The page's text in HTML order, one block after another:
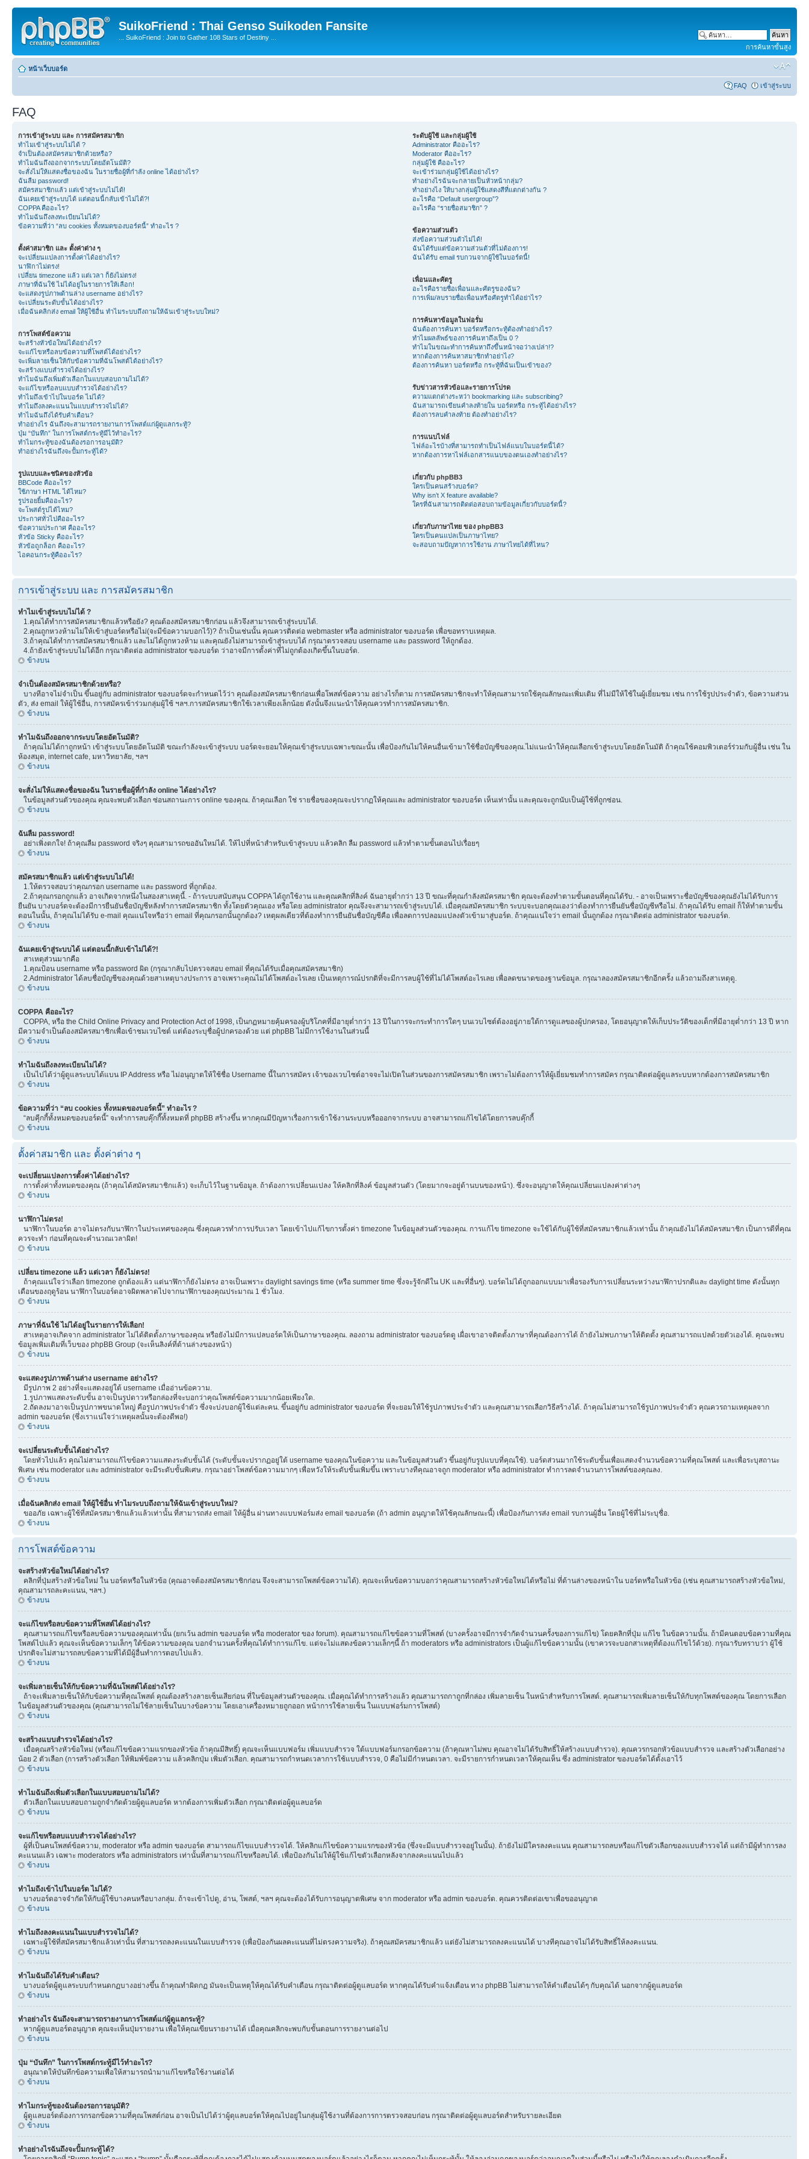
SuikoFriend : Thai Genso Suikoden Fansite
... SuikoFriend : Join to Gather 108 Stars of Destiny ...
การค้นหาขั้นสูง
หน้าเว็บบอร์ด
FAQ เข้าสู่ระบบ
FAQ
การเข้าสู่ระบบ และ การสมัครสมาชิก
ทำไมเข้าสู่ระบบไม่ได้ ?
จำเป็นต้องสมัครสมาชิกด้วยหรือ?
ทำไมฉันถึงออกจากระบบโดยอัตโนมัติ?
จะสั่งไม่ให้แสดงชื่อของฉัน ในรายชื่อผู้ที่กำลัง online ได้อย่างไร?
ฉันลืม password!
สมัครสมาชิกแล้ว แต่เข้าสู่ระบบไม่ได้!
ฉันเคยเข้าสู่ระบบได้ แต่ตอนนี้กลับเข้าไม่ได้?!
COPPA คืออะไร?
ทำไมฉันถึงลงทะเบียนไม่ได้?
ข้อความที่ว่า “ลบ cookies ทั้งหมดของบอร์ดนี้” ทำอะไร ?
ตั้งค่าสมาชิก และ ตั้งค่าต่าง ๆ
จะเปลี่ยนแปลงการตั้งค่าได้อย่างไร?
นาฬิกาไม่ตรง!
เปลี่ยน timezone แล้ว แต่เวลา ก็ยังไม่ตรง!
ภาษาที่ฉันใช้ ไม่ได้อยู่ในรายการให้เลือก!
จะแสดงรูปภาพด้านล่าง username อย่างไร?
จะเปลี่ยนระดับขั้นได้อย่างไร?
เมื่อฉันคลิกส่ง email ให้ผู้ใช้อื่น ทำไมระบบถึงถามให้ฉันเข้าสู่ระบบใหม่?
การโพสต์ข้อความ
จะสร้างหัวข้อใหม่ได้อย่างไร?
จะแก้ไขหรือลบข้อความที่โพสต์ได้อย่างไร?
จะเพิ่มลายเซ็นให้กับข้อความที่ฉันโพสต์ได้อย่างไร?
จะสร้างแบบสำรวจได้อย่างไร?
ทำไมฉันถึงเพิ่มตัวเลือกในแบบสอบถามไม่ได้?
จะแก้ไขหรือลบแบบสำรวจได้อย่างไร?
ทำไมถึงเข้าไปในบอร์ด ไม่ได้?
ทำไมถึงลงคะแนนในแบบสำรวจไม่ได้?
ทำไมฉันถึงได้รับคำเตือน?
ทำอย่างไร ฉันถึงจะสามารถรายงานการโพสต์แก่ผู้ดูแลกระทู้?
ปุ่ม “บันทึก” ในการโพสต์กระทู้มีไว้ทำอะไร?
ทำไมกระทู้ของฉันต้องรอการอนุมัติ?
ทำอย่างไรฉันถึงจะปั้มกระทู้ได้?
รูปแบบและชนิดของหัวข้อ
BBCode คืออะไร?
ใช้ภาษา HTML ได้ไหม?
รูปรอยยิ้มคืออะไร?
จะโพสต์รูปได้ไหม?
ประกาศทั่วไปคืออะไร?
ข้อความประกาศ คืออะไร?
หัวข้อ Sticky คืออะไร?
หัวข้อถูกล็อก คืออะไร?
ไอคอนกระทู้คืออะไร?
ระดับผู้ใช้ และกลุ่มผู้ใช้
Administrator คืออะไร?
Moderator คืออะไร?
กลุ่มผู้ใช้ คืออะไร?
จะเข้าร่วมกลุ่มผู้ใช้ได้อย่างไร?
ทำอย่างไรฉันจะกลายเป็นหัวหน้ากลุ่ม?
ทำอย่างไง ให้บางกลุ่มผู้ใช้แสดงสีที่แตกต่างกัน ?
อะไรคือ “Default usergroup”?
อะไรคือ “รายชื่อสมาชิก” ?
ข้อความส่วนตัว
ส่งข้อความส่วนตัวไม่ได้!
ฉันได้รับแต่ข้อความส่วนตัวที่ไม่ต้องการ!
ฉันได้รับ email รบกวนจากผู้ใช้ในบอร์ดนี้!
เพื่อนและศัตรู
อะไรคือรายชื่อเพื่อนและศัตรูของฉัน?
การเพิ่ม/ลบรายชื่อเพื่อนหรือศัตรูทำได้อย่าไร?
การค้นหาข้อมูลในฟอรั่ม
ฉันต้องการค้นหา บอร์ดหรือกระทู้ต้องทำอย่างไร?
ทำไมผลลัพธ์ของการค้นหาถึงเป็น 0 ?
ทำไมในขณะทำการค้นหาถึงขึ้นหน้าจอว่างเปล่า!?
หากต้องการค้นหาสมาชิกทำอย่าไง?
ต้องการค้นหา บอร์ดหรือ กระทู้ที่ฉันเป็นเข้าของ?
รับข่าวสารหัวข้อและรายการโปรด
ความแตกต่างระหว่า bookmarking และ subscribing?
ฉันสามารถเขียนคำลงท้ายใน บอร์ดหรือ กระทู้ได้อย่างไร?
ต้องการลบคำลงท้าย ต้องทำอย่างไร?
การแนบไฟล์
ไฟล์อะไรบ้างที่สามารถทำเป็นไฟล์แนบในบอร์ดนี้ได้?
หากต้องการหาไฟล์เอกสารแนบของตนเองทำอย่างไร?
เกี่ยวกับ phpBB3
ใครเป็นคนสร้างบอร์ด?
Why isn’t X feature available?
ใครที่ฉันสามารถติดต่อสอบถามข้อมูลเกี่ยวกับบอร์ดนี้?
เกี่ยวกับภาษาไทย ของ phpBB3
ใครเป็นคนแปลเป็นภาษาไทย?
จะสอบถามปัญหาการใช้งาน ภาษาไทยได้ที่ไหน?
การเข้าสู่ระบบ และ การสมัครสมาชิก
ทำไมเข้าสู่ระบบไม่ได้ ?
1.คุณได้ทำการสมัครสมาชิกแล้วหรือยัง? คุณต้องสมัครสมาชิกก่อน แล้วจึงสามารถเข้าสู่ระบบได้.
2.คุณถูกหวงห้ามไม่ให้เข้าสู่บอร์ดหรือไม่(จะมีข้อความบอกไว้)? ถ้าเป็นเช่นนั้น คุณควรติดต่อ webmaster หรือ administrator ของบอร์ด เพื่อขอทราบเหตุผล.
3.ถ้าคุณได้ทำการสมัครสมาชิกแล้ว และไม่ได้ถูกหวงห้าม และคุณยังไม่สามารถเข้าสู่ระบบได้ กรุณาตรวจสอบ username และ password ให้ถูกต้อง.
4.ถ้ายังเข้าสู่ระบบไม่ได้อีก กรุณาติดต่อ administrator ของบอร์ด ว่าอาจมีการตั้งค่าที่ไม่ถูกต้องเกิดขึ้นในบอร์ด.
ข้างบน
จำเป็นต้องสมัครสมาชิกด้วยหรือ?
บางทีอาจไม่จำเป็น ขึ้นอยู่กับ administrator ของบอร์ดจะกำหนดไว้ว่า คุณต้องสมัครสมาชิกก่อนเพื่อโพสต์ข้อความ อย่างไรก็ตาม การสมัครสมาชิกจะทำให้คุณสามารถใช้คุณลักษณะเพิ่มเติม ที่ไม่มีให้ใช้ในผู้เยี่ยมชม เช่น การใช้รูปประจำตัว, ข้อความส่วน
ตัว, ส่ง email ให้ผู้ใช้อื่น, การสมัครเข้าร่วมกลุ่มผู้ใช้ ฯลฯ.การสมัครสมาชิกใช้เวลาเพียงเล็กน้อย ดังนั้นจึงแนะนำให้คุณควรทำการสมัครสมาชิก.
ข้างบน
ทำไมฉันถึงออกจากระบบโดยอัตโนมัติ?
ถ้าคุณไม่ได้กาถูกหน้า เข้าสู่ระบบโดยอัตโนมัติ ขณะกำลังจะเข้าสู่ระบบ บอร์ดจะยอมให้คุณเข้าสู่ระบบเฉพาะขณะนั้น เพื่อป้องกันไม่ให้คนอื่นเข้ามาใช้ชื่อบัญชีของคุณ.ไม่แนะนำให้คุณเลือกเข้าสู่ระบบโดยอัตโนมัติ ถ้าคุณใช้คอมพิวเตอร์ร่วมกับผู้อื่น เช่น ใน
ห้องสมุด, internet cafe, มหาวิทยาลัย, ฯลฯ
ข้างบน
จะสั่งไม่ให้แสดงชื่อของฉัน ในรายชื่อผู้ที่กำลัง online ได้อย่างไร?
ในข้อมูลส่วนตัวของคุณ คุณจะพบตัวเลือก ซ่อนสถานะการ online ของคุณ. ถ้าคุณเลือก ใช่ รายชื่อของคุณจะปรากฏให้คุณและ administrator ของบอร์ด เห็นเท่านั้น และคุณจะถูกนับเป็นผู้ใช้ที่ถูกซ่อน.
ข้างบน
ฉันลืม password!
อย่าเพิ่งตกใจ! ถ้าคุณลืม password จริงๆ คุณสามารถขออันใหม่ได้. ให้ไปที่หน้าสำหรับเข้าสู่ระบบ แล้วคลิก ลืม password แล้วทำตามขั้นตอนไปเรื่อยๆ
ข้างบน
สมัครสมาชิกแล้ว แต่เข้าสู่ระบบไม่ได้!
1.ให้ตรวจสอบว่าคุณกรอก username และ password ที่ถูกต้อง.
2.ถ้าคุณกรอกถูกแล้ว อาจเกิดจากหนึ่งในสองสาเหตุนี้. - ถ้าระบบสนับสนุน COPPA ได้ถูกใช้งาน และคุณคลิกที่ลิงค์ ฉันอายุต่ำกว่า 13 ปี ขณะที่คุณกำลังสมัครสมาชิก คุณจะต้องทำตามขั้นตอนที่คุณได้รับ. - อาจเป็นเพราะชื่อบัญชีของคุณยังไม่ได้รับการ
ยืนยัน บางบอร์ดจะต้องมีการยืนยันชื่อบัญชีหลังทำการสมัครสมาชิก ทั้งโดยตัวคุณเอง หรือโดย administrator คุณจึงจะสามารถเข้าสู่ระบบได้. เมื่อคุณสมัครสมาชิก ระบบจะบอกคุณเองว่าต้องทำการยืนยันชื่อบัญชีหรือไม่. ถ้าคุณได้รับ email ก็ให้ทำตามขั้น
ตอนในนั้น, ถ้าคุณไม่ได้รับ e-mail คุณแน่ใจหรือว่า email ที่คุณกรอกนั้นถูกต้อง? เหตุผลเดียวที่ต้องทำการยืนยันชื่อบัญชีคือ เพื่อลดการปลอมแปลงตัวเข้ามาสู่บอร์ด. ถ้าคุณแน่ใจว่า email นั้นถูกต้อง กรุณาติดต่อ administrator ของบอร์ด.
ข้างบน
ฉันเคยเข้าสู่ระบบได้ แต่ตอนนี้กลับเข้าไม่ได้?!
สาเหตุส่วนมากคือ
1.คุณป้อน username หรือ password ผิด (กรุณากลับไปตรวจสอบ email ที่คุณได้รับเมื่อคุณสมัครสมาชิก)
2.Administrator ได้ลบชื่อบัญชีของคุณด้วยสาเหตุบางประการ อาจเพราะคุณไม่ได้โพสต์อะไรเลย เป็นเหตุการณ์ปรกติที่จะมีการลบผู้ใช้ที่ไม่ได้โพสต์อะไรเลย เพื่อลดขนาดของฐานข้อมูล. กรุณาลองสมัครสมาชิกอีกครั้ง แล้วถามถึงสาเหตุดู.
ข้างบน
COPPA คืออะไร?
COPPA, หรือ the Child Online Privacy and Protection Act of 1998, เป็นกฏหมายคุ้มครองผู้บริโภคที่มีอายุต่ำกว่า 13 ปีในการจะกระทำการใดๆ บนเวบไซต์ต้องอยู่ภายใต้การดูแลของผู้ปกครอง, โดยอนุญาตให้เก็บประวัติของเด็กที่มีอายุต่ำกว่า 13 ปี หาก
มีความจำเป็นต้องสมัครสมาชิกเพื่อเข้าชมเวบไซต์ แต่ต้องระบุชื่อผู้ปกครองด้วย แต่ phpBB ไม่มีการใช้งานในส่วนนี้
ข้างบน
ทำไมฉันถึงลงทะเบียนไม่ได้?
เป็นไปได้ว่าผู้ดูแลระบบได้แบน IP Address หรือ ไม่อนุญาตให้ใช้ชื่อ Username นี้ในการสมัคร เจ้าของเวบไซต์อาจจะไม่เปิดในส่วนของการสมัครสมาชิก เพราะไม่ต้องการให้ผู้เยี่ยมชมทำการสมัคร กรุณาติดต่อผู้ดูแลระบบหากต้องการสมัครสมาชิก
ข้างบน
ข้อความที่ว่า “ลบ cookies ทั้งหมดของบอร์ดนี้” ทำอะไร ?
“ลบคุีกกี้ทั้งหมดของบอร์ดนี้” จะทำการลบคุ๊กกี๊ทั้งหมดที่ phpBB สร้างขึ้น หากคุณมีปัญหาเรื่องการเข้าใช้งานระบบหรือออกจากระบบ อาจสามารถแก้ไขได้โดยการลบคุ๊กกี้
ข้างบน
ตั้งค่าสมาชิก และ ตั้งค่าต่าง ๆ
จะเปลี่ยนแปลงการตั้งค่าได้อย่างไร?
การตั้งค่าทั้งหมดของคุณ (ถ้าคุณได้สมัครสมาชิกแล้ว) จะเก็บไว้ในฐานข้อมูล. ถ้าต้องการเปลี่ยนแปลง ให้คลิกที่ลิงค์ ข้อมูลส่วนตัว (โดยมากจะอยู่ด้านบนของหน้า). ซึ่งจะอนุญาตให้คุณเปลี่ยนแปลงค่าต่างๆ
ข้างบน
นาฬิกาไม่ตรง!
นาฬิกาในบอร์ด อาจไม่ตรงกับนาฬิกาในประเทศของคุณ ซึ่งคุณควรทำการปรับเวลา โดยเข้าไปแก้ไขการตั้งค่า timezone ในข้อมูลส่วนตัวของคุณ. การแก้ไข timezone จะใช้ได้กับผู้ใช้ที่สมัครสมาชิกแล้วเท่านั้น ถ้าคุณยังไม่ได้สมัครสมาชิก เป็นการดีที่คุณ
ควรจะทำ ก่อนที่คุณจะคำนวณเวลาผิด!
ข้างบน
เปลี่ยน timezone แล้ว แต่เวลา ก็ยังไม่ตรง!
ถ้าคุณแน่ใจว่าเลือก timezone ถูกต้องแล้ว แต่นาฬิกาก็ยังไม่ตรง อาจเป็นเพราะ daylight savings time (หรือ summer time ซึ่งจะรู้จักดีใน UK และที่อื่นๆ). บอร์ดไม่ได้ถูกออกแบบมาเพื่อรองรับการเปลี่ยนระหว่างนาฬิกาปรกติและ daylight time ดังนั้นทุก
เดือนของฤดูร้อน นาฬิกาในบอร์ดอาจผิดพลาดไปจากนาฬิกาของคุณประมาณ 1 ชั่วโมง.
ข้างบน
ภาษาที่ฉันใช้ ไม่ได้อยู่ในรายการให้เลือก!
สาเหตุอาจเกิดจาก administrator ไม่ได้ติดตั้งภาษาของคุณ หรือยังไม่มีการแปลบอร์ดให้เป็นภาษาของคุณ. ลองถาม administrator ของบอร์ดดู เผื่อเขาอาจติดตั้งภาษาที่คุณต้องการได้ ถ้ายังไม่พบภาษาให้ติดตั้ง คุณสามารถแปลด้วยตัวเองได้. คุณจะพบ
ข้อมูลเพิ่มเติมที่เว็บของ phpBB Group (จะเห็นลิงค์ที่ด้านล่างของหน้า)
ข้างบน
จะแสดงรูปภาพด้านล่าง username อย่างไร?
มีรูปภาพ 2 อย่างที่จะแสดงอยู่ใต้ username เมื่ออ่านข้อความ.
1.รูปภาพแสดงระดับขั้น อาจเป็นรูปดาวหรือกล่องที่จะบอกว่าคุณโพสต์ข้อความมากน้อยเพียงใด.
2.ถัดลงมาอาจเป็นรูปภาพขนาดใหญ่ คือรูปภาพประจำตัว ซึ่งจะบ่งบอกผู้ใช้แต่ละคน. ขึ้นอยู่กับ administrator ของบอร์ด ที่จะยอมให้ใช้รูปภาพประจำตัว และคุณสามารถเลือกวิธีสร้างได้. ถ้าคุณไม่สามารถใช้รูปภาพประจำตัว คุณควรถามเหตุผลจาก
admin ของบอร์ด (ซึ่งเราแน่ใจว่าเหตุผลนั้นจะต้องดีพอ!)
ข้างบน
จะเปลี่ยนระดับขั้นได้อย่างไร?
โดยทั่วไปแล้ว คุณไม่สามารถแก้ไขข้อความแสดงระดับขั้นได้ (ระดับขั้นจะปรากฏอยู่ใต้ username ของคุณในข้อความ และในข้อมูลส่วนตัว ขึ้นอยู่กับรูปแบบที่คุณใช้). บอร์ดส่วนมากใช้ระดับขั้นเพื่อแสดงจำนวนข้อความที่คุณโพสต์ และเพื่อระบุสถานะ
พิเศษ เช่น moderator และ administrator จะมีระดับขั้นพิเศษ. กรุณาอย่าโพสต์ข้อความมากๆ เพื่อหวังให้ระดับขั้นเพิ่มขึ้น เพราะบางทีคุณอาจถูก moderator หรือ administrator ทำการลดจำนวนการโพสต์ของคุณลง.
ข้างบน
เมื่อฉันคลิกส่ง email ให้ผู้ใช้อื่น ทำไมระบบถึงถามให้ฉันเข้าสู่ระบบใหม่?
ขออภัย เฉพาะผู้ใช้ที่สมัครสมาชิกแล้วแล้วเท่านั้น ที่สามารถส่ง email ให้ผู้อื่น ผ่านทางแบบฟอร์มส่ง email ของบอร์ด (ถ้า admin อนุญาตให้ใช้คุณลักษณะนี้) เพื่อป้องกันการส่ง email รบกวนผู้อื่น โดยผู้ใช้ที่ไม่ระบุชื่อ.
ข้างบน
การโพสต์ข้อความ
จะสร้างหัวข้อใหม่ได้อย่างไร?
คลิกที่ปุ่มสร้างหัวข้อใหม่ ใน บอร์ดหรือในหัวข้อ (คุณอาจต้องสมัครสมาชิกก่อน จึงจะสามารถโพสต์ข้อความได้). คุณจะเห็นข้อความบอกว่าคุณสามารถสร้างหัวข้อใหม่ได้หรือไม่ ที่ด้านล่างของหน้าใน บอร์ดหรือในหัวข้อ (เช่น คุณสามารถสร้างหัวข้อใหม่,
คุณสามารถละคะแนน, ฯลฯ.)
ข้างบน
จะแก้ไขหรือลบข้อความที่โพสต์ได้อย่างไร?
คุณสามารถแก้ไขหรือลบข้อความของคุณเท่านั้น (ยกเว้น admin ของบอร์ด หรือ moderator ของ forum). คุณสามารถแก้ไขข้อความที่โพสต์ (บางครั้งอาจมีการจำกัดจำนวนครั้งของการแก้ไข) โดยคลิกที่ปุ่ม แก้ไข ในข้อความนั้น. ถ้ามีคนตอบข้อความที่คุณ
โพสต์ไปแล้ว คุณจะเห็นข้อความเล็กๆ ใต้ข้อความของคุณ บอกจำนวนครั้งที่คุณได้ทำการแก้ไข. แต่จะไม่แสดงข้อความเล็กๆนี้ ถ้า moderators หรือ administrators เป็นผู้แก้ไขข้อความนั้น (เขาควรจะบอกสาเหตุที่ต้องแก้ไขไว้ด้วย). กรุณารับทราบว่า ผู้ใช้
ปรกติจะไม่สามารถลบข้อความที่ได้มีผู้อื่นทำการตอบไปแล้ว.
ข้างบน
จะเพิ่มลายเซ็นให้กับข้อความที่ฉันโพสต์ได้อย่างไร?
ถ้าจะเพิ่มลายเซ็นให้กับข้อความที่คุณโพสต์ คุณต้องสร้างลายเซ็นเสียก่อน ที่ในข้อมูลส่วนตัวของคุณ. เมื่อคุณได้ทำการสร้างแล้ว คุณสามารถกาถูกที่กล่อง เพิ่มลายเซ็น ในหน้าสำหรับการโพสต์. คุณสามารถเพิ่มลายเซ็นให้กับทุกโพสต์ของคุณ โดยการเลือก
ในข้อมูลส่วนตัวของคุณ (คุณสามารถไม่ใช้ลายเซ็นในบางข้อความ โดยเอาเครื่องหมายถูกออก หน้าการใช้ลายเซ็น ในแบบฟอร์มการโพสต์)
ข้างบน
จะสร้างแบบสำรวจได้อย่างไร?
เมื่อคุณสร้างหัวข้อใหม่ (หรือแก้ไขข้อความแรกของหัวข้อ ถ้าคุณมีสิทธิ์) คุณจะเห็นแบบฟอร์ม เพิ่มแบบสำรวจ ใต้แบบฟอร์มกรอกข้อความ (ถ้าคุณหาไม่พบ คุณอาจไม่ได้รับสิทธิ์ให้สร้างแบบสำรวจ). คุณควรกรอกหัวข้อแบบสำรวจ และสร้างตัวเลือกอย่าง
น้อย 2 ตัวเลือก (การสร้างตัวเลือก ให้พิมพ์ข้อความ แล้วคลิกปุ่ม เพิ่มตัวเลือก. คุณสามารถกำหนดเวลาการใช้แบบสำรวจ, 0 คือไม่มีกำหนดเวลา. จะมีรายการกำหนดเวลาให้คุณเห็น ซึ่ง administrator ของบอร์ดได้ตั้งเอาไว้
ข้างบน
ทำไมฉันถึงเพิ่มตัวเลือกในแบบสอบถามไม่ได้?
ตัวเลือกในแบบสอบถามถูกจำกัดด้วยผู้ดูแลบอร์ด หากต้องการเพิ่มตัวเลือก กรุณาติดต่อผู้ดูแลบอร์ด
ข้างบน
จะแก้ไขหรือลบแบบสำรวจได้อย่างไร?
ผู้ที่เป็นคนโพสต์ข้อความ, moderator หรือ admin ของบอร์ด สามารถแก้ไขแบบสำรวจได้. ให้คลิกแก้ไขข้อความแรกของหัวข้อ (ซึ่งจะมีแบบสำรวจอยู่ในนั้น). ถ้ายังไม่มีใครลงคะแนน คุณสามารถลบหรือแก้ไขตัวเลือกของแบบสำรวจได้ แต่ถ้ามีผู้ทำการลง
คะแนนแล้ว เฉพาะ moderators หรือ administrators เท่านั้นที่สามารถแก้ไขหรือลบได้. เพื่อป้องกันไม่ให้ผู้ใช้แก้ไขตัวเลือกหลังจากลงคะแนนไปแล้ว
ข้างบน
ทำไมถึงเข้าไปในบอร์ด ไม่ได้?
บางบอร์ดอาจจำกัดให้กับผู้ใช้บางคนหรือบางกลุ่ม. ถ้าจะเข้าไปดู, อ่าน, โพสต์, ฯลฯ คุณจะต้องได้รับการอนุญาตพิเศษ จาก moderator หรือ admin ของบอร์ด. คุณควรติดต่อเขาเพื่อขออนุญาต
ข้างบน
ทำไมถึงลงคะแนนในแบบสำรวจไม่ได้?
เฉพาะผู้ใช้ที่สมัครสมาชิกแล้วเท่านั้น ที่สามารถลงคะแนนในแบบสำรวจ (เพื่อป้องกันผลคะแนนที่ไม่ตรงความจริง). ถ้าคุณสมัครสมาชิกแล้ว แต่ยังไม่สามารถลงคะแนนได้ บางทีคุณอาจไม่ได้รับสิทธิ์ให้ลงคะแนน.
ข้างบน
ทำไมฉันถึงได้รับคำเตือน?
บางบอร์ดผู้ดูแลระบบกำหนดกฏบางอย่างขึ้น ถ้าคุณทำผิดกฏ มันจะเป็นเหตุให้คุณได้รับคำเตือน กรุณาติดต่อผู้ดูแลบอร์ด หากคุณได้รับคำแจ้งเตือน ทาง phpBB ไม่สามารถให้คำเตือนได้ๆ กับคุณได้ นอกจากผู้ดูแลบอร์ด
ข้างบน
ทำอย่างไร ฉันถึงจะสามารถรายงานการโพสต์แก่ผู้ดูแลกระทู้?
หากผู้ดูแลบอร์ดอนุญาต คุณจะเห็นปุ่มรายงาน เพื่อให้คุณเขียนรายงานได้ เมื่อคุณคลิกจะพบกับขั้นตอนการรายงานต่อไป
ข้างบน
ปุ่ม “บันทึก” ในการโพสต์กระทู้มีไว้ทำอะไร?
อนุณาตให้บันทึกข้อความเพื่อให้สามารถนำมาแก้ไขหรือใช้งานต่อได้
ข้างบน
ทำไมกระทู้ของฉันต้องรอการอนุมัติ?
ผู้ดูแลบอร์ดต้องการกรอกข้อความที่คุณโพสต์ก่อน อาจเป็นไปได้ว่าผู้ดุแลบอร์ดให้คุณไปอยู่ในกลุ่มผู้ใช้งานที่ต้องการการตรวจสอบก่อน กรุณาติดต่อผู้ดูแลบอร์ดสำหรับรายละเอียด
ข้างบน
ทำอย่างไรฉันถึงจะปั้มกระทู้ได้?